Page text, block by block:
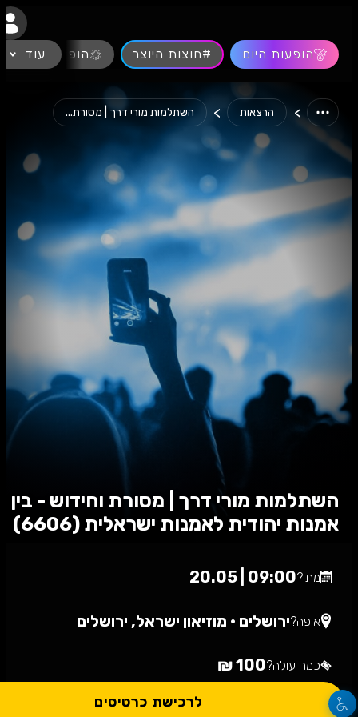
הופעות היום #חוצות היוצר הופעות חיות
עוד
> הרצאות > השתלמות מורי דרך | מסורת...
השתלמות מורי דרך | מסורת וחידוש - בין
אמנות יהודית לאמנות ישראלית (6606)
מתי?09:00 | 20.05
איפה?ירושלים • מוזיאון ישראל, ירושלים
כמה עולה?100 ₪
לרכישת כרטיסים